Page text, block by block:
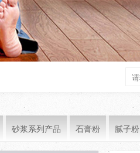
砂浆系列产品 石膏粉 腻子粉